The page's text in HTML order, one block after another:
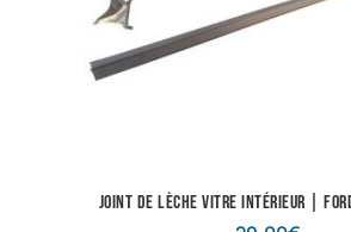
Joint de lèche vitre intérieur |